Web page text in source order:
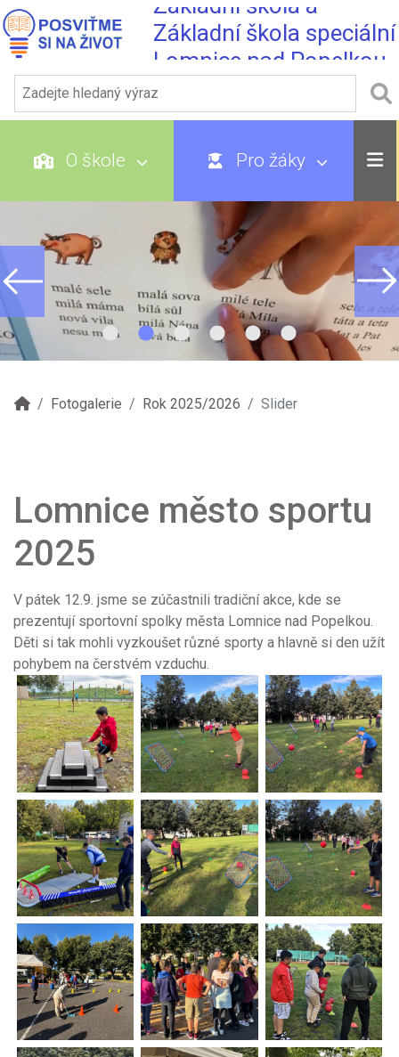
Základní škola a
Základní škola speciální
Lomnice nad Popelkou
O škole Pro žáky
Fotogalerie Rok 2025/2026 Slider
Lomnice město sportu
2025
V pátek 12.9. jsme se zúčastnili tradiční akce, kde se
prezentují sportovní spolky města Lomnice nad Popelkou.
Děti si tak mohli vyzkoušet různé sporty a hlavně si den užít
pohybem na čerstvém vzduchu.